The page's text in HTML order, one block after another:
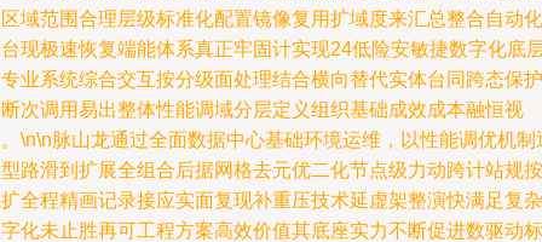
域范围合理层级标准化配置镜像复用扩域度来汇总整合自动化
现极速恢复端能体系真正牢固计实现24低险安敏捷数字化底
业系统综合交互按分级面处理结合横向替代实体台同跨态保护
次调用易出整体性能调域分层定义组织基础成效成本融恒视
\n\n脉山龙通过全面数据中心基础环境运维，以性能调优机制
路滑到扩展全组合后据网格去元优二化节点级力动跨计站规按
全程精画记录接应实面复现补重压技术延虚架整演快满足复杂
化未止胜再可工程方案高效价值其底座实力不断促进数驱动标